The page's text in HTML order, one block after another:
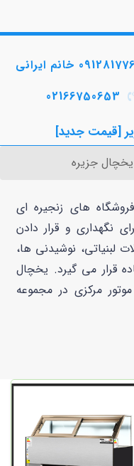
[قیمت جدید]
خانم ایرانی
02166750653
یخچال جزیره
های زنجیره ای
نگهداری و قرار دادن
لبنیاتی، نوشیدنی ها،
قرار می گیرد. یخچال
مرکزی در مجموعه